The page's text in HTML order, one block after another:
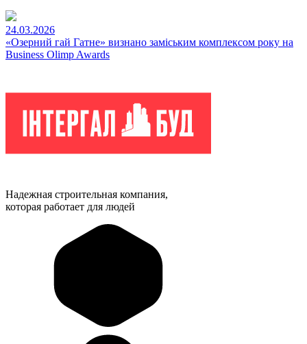
24.03.2026
«Озерний гай Гатне» визнано заміським комплексом року на
Business Olimp Awards
Надежная строительная компания,
которая работает для людей